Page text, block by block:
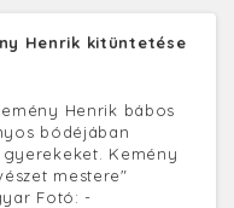
Henrik kitüntetése
Henrik bábos
bódéjában
Kemény
mestere"
Fotó: -